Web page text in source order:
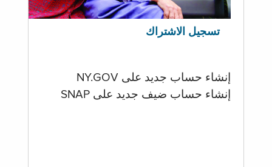
تسجيل الاشتراك
إنشاء حساب جديد على NY.GOV
إنشاء حساب ضيف جديد على SNAP